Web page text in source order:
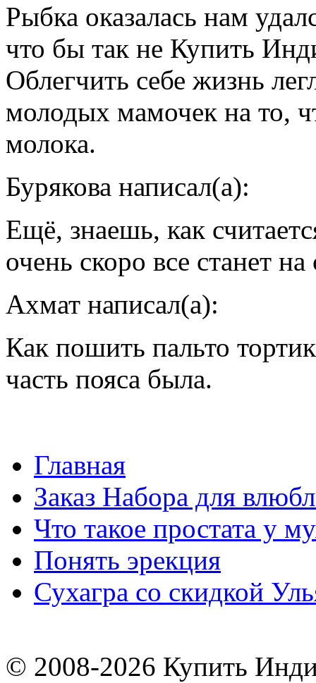
Рыбка оказалась нам
что бы так не Купить
Облегчить себе жизнь
молодых мамочек на то,
молока.
Бурякова написал(а):
Ещё, знаешь, как
очень скоро все станет
Ахмат написал(а):
Как пошить пальто
часть пояса была.
Главная
Заказ Набора для
Что такое простата у
Понять эрекция
Сухагра со скидкой
© 2008-2026 Купить